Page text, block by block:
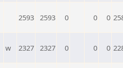
2593 2593 0 0 0
w 2327 2327 0 0 0